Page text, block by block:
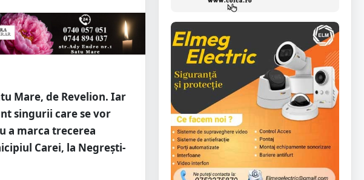
Mare, de Revelion. Iar
singurii care se vor
a marca trecerea
Carei, la Negrești-